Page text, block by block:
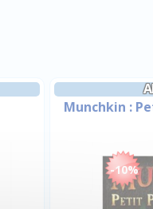
Munchkin :
-10%